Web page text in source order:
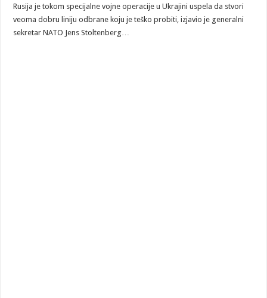
Rusija je tokom specijalne vojne operacije u Ukrajini uspela da stvori
veoma dobru liniju odbrane koju je teško probiti, izjavio je generalni
sekretar NATO Jens Stoltenberg…